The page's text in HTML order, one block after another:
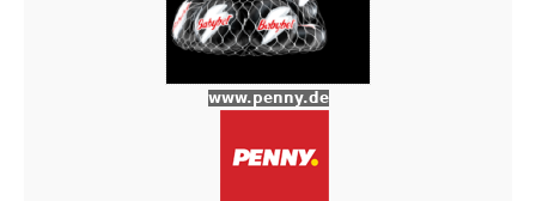
www.penny.de